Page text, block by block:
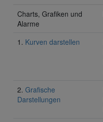
Charts, Grafiken und
Alarme
1. Kurven darstellen
2. Grafische
Darstellungen